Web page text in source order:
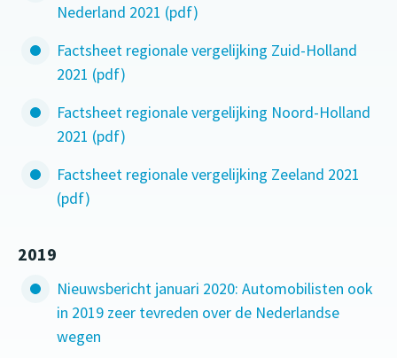
Nederland 2021 (pdf)
Factsheet regionale vergelijking Zuid-Holland
2021 (pdf)
Factsheet regionale vergelijking Noord-Holland
2021 (pdf)
Factsheet regionale vergelijking Zeeland 2021
(pdf)
2019
Nieuwsbericht januari 2020: Automobilisten ook
in 2019 zeer tevreden over de Nederlandse
wegen